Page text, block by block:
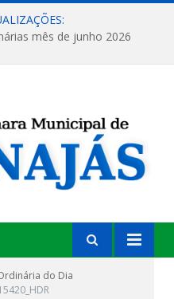
mês de junho 2026
do Dia